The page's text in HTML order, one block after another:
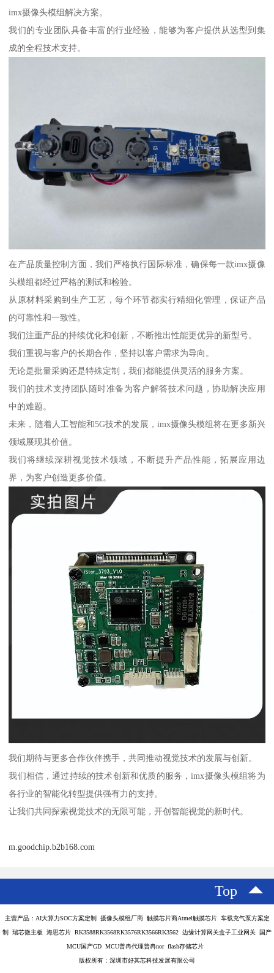
imx摄像头模组解决方案。
我们的专业团队具备丰富的行业经验，能够为客户提供从选型到集
成的全程技术支持。
在产品质量控制方面，我们严格执行国际标准，确保每一款imx摄像
头模组都经过严格的测试和检验。
从原材料采购到生产工艺，每个环节都实行精细化管理，保证产品
的可靠性和一致性。
我们注重产品的持续优化和创新，不断推出性能更优异的新型号。
我们重视与客户的长期合作，坚持以客户需求为导向。
无论是批量采购还是特殊定制，我们都能提供灵活的服务方案。
我们的技术支持团队随时准备为客户解答技术问题，协助解决应用
中的难题。
未来，随着人工智能和5G技术的发展，imx摄像头模组将在更多新兴
领域展现其价值。
我们将继续深耕视觉技术领域，不断提升产品性能，拓展应用边
界，为客户创造更多价值。
我们期待与更多合作伙伴携手，共同推动视觉技术的发展与创新。
我们相信，通过持续的技术创新和优质的服务，imx摄像头模组将为
各行业的智能化转型提供强有力的支持。
让我们共同探索视觉技术的无限可能，开创智能视觉的新时代。
m.goodchip.b2b168.com
Top
主营产品：AI大算力SOC方案定制 摄像头模组厂商 触摸芯片商Atmel触摸芯片 车载充气泵方案定
制 瑞芯微主板 海思芯片 RK3588RK3568RK3576RK3566RK3562 边缘计算网关盒子工业网关 国产
MCU国产GD MCU普冉代理普冉nor flash存储芯片
版权所有：深圳市好其芯科技发展有限公司